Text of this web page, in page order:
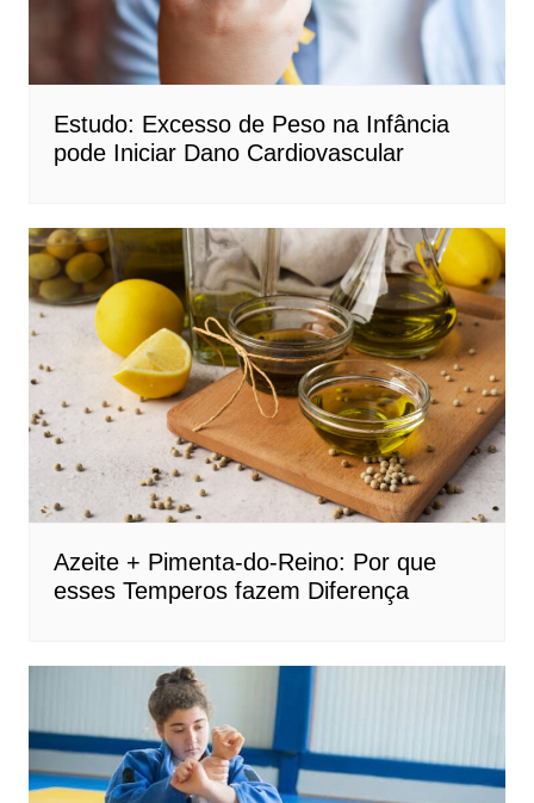
Estudo: Excesso de Peso na Infância
pode Iniciar Dano Cardiovascular
Azeite + Pimenta-do-Reino: Por que
esses Temperos fazem Diferença